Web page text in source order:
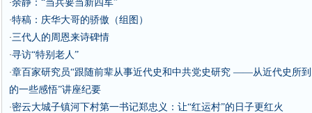
·余静：“当兵要当新四军”
·特稿：庆华大哥的骄傲（组图）
·三代人的周恩来诗碑情
·寻访“特别老人”
·章百家研究员“跟随前辈从事近代史和中共党史研究 ——从近代史所
的一些感悟”讲座纪要
·密云大城子镇河下村第一书记郑忠义：让“红运村”的日子更红火